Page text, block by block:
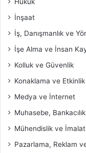
İnşaat
İş, Danışmanlık ve
İşe Alma ve İnsan
Kolluk ve Güvenlik
Konaklama ve
Medya ve İnternet
Muhasebe,
Mühendislik ve İmalat
Pazarlama, Reklam